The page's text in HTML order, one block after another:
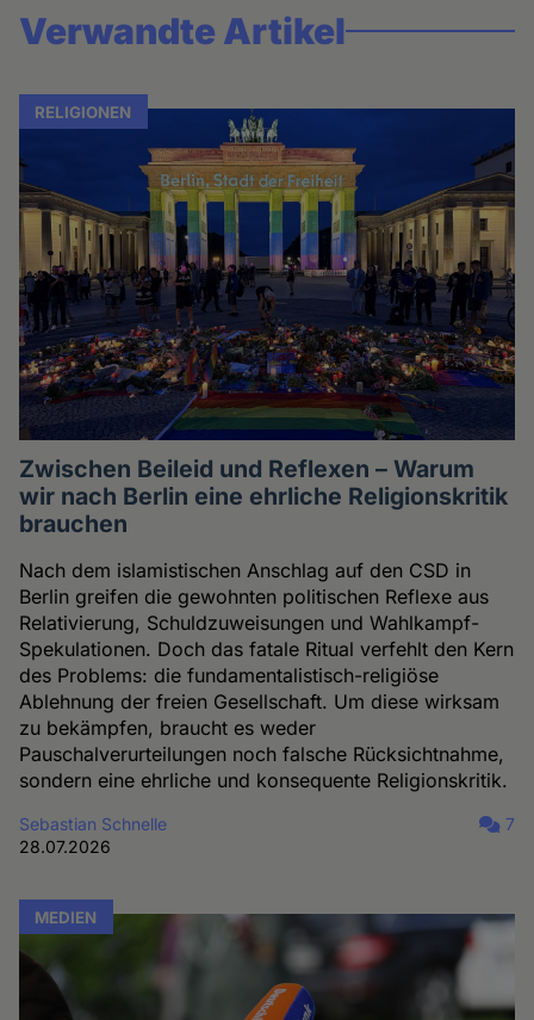
Verwandte Artikel
RELIGIONEN
Zwischen Beileid und Reflexen – Warum
wir nach Berlin eine ehrliche Religionskritik
brauchen
Nach dem islamistischen Anschlag auf den CSD in
Berlin greifen die gewohnten politischen Reflexe aus
Relativierung, Schuldzuweisungen und Wahlkampf-
Spekulationen. Doch das fatale Ritual verfehlt den Kern
des Problems: die fundamentalistisch-religiöse
Ablehnung der freien Gesellschaft. Um diese wirksam
zu bekämpfen, braucht es weder
Pauschalverurteilungen noch falsche Rücksichtnahme,
sondern eine ehrliche und konsequente Religionskritik.
Sebastian Schnelle
28.07.2026
7
MEDIEN